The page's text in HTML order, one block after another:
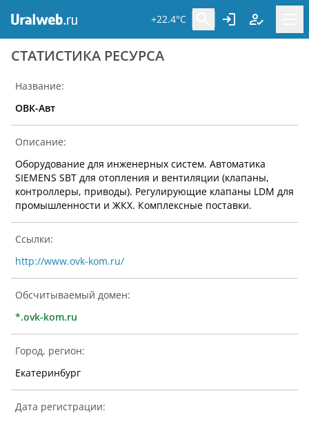
+22.4°C
CТАТИСТИКА РЕСУРСА
Название:
ОВК-Авт
Описание:
Оборудование для инженерных систем. Автоматика
SIEMENS SBT для отопления и вентиляции (клапаны,
контроллеры, приводы). Регулирующие клапаны LDM для
промышленности и ЖКХ. Комплексные поставки.
Ссылки:
http://www.ovk-kom.ru/
Обсчитываемый домен:
*.ovk-kom.ru
Город, регион:
Екатеринбург
Дата регистрации: